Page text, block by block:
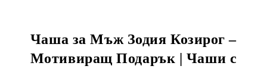
Чаша за Мъж Зодия Козирог –
Мотивиращ Подарък | Чаши с